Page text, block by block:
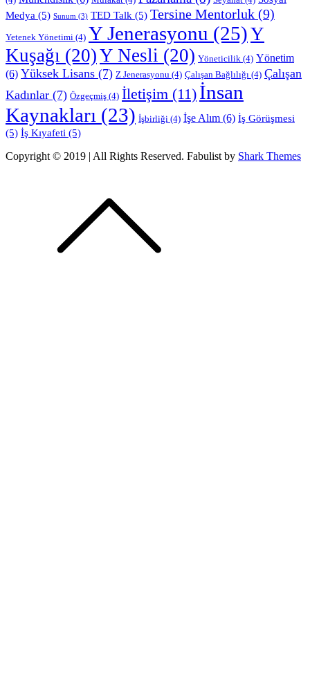
Medya (5) Sunum (3) TED Talk (5) Tersine Mentorluk (9)
Yetenek Yönetimi (4) Y Jenerasyonu (25)Y
Kuşağı (20)Y Nesli (20) Yöneticilik (4) Yönetim
(6) Yüksek Lisans (7) Z Jenerasyonu (4) Çalışan Bağlılığı (4) Çalışan
Kadınlar (7) Özgeçmiş (4) İletişim (11) İnsan
Kaynakları (23) İşbirliği (4) İşe Alım (6) İş Görüşmesi
(5) İş Kıyafeti (5)
Copyright © 2019 | All Rights Reserved. Fabulist by Shark Themes